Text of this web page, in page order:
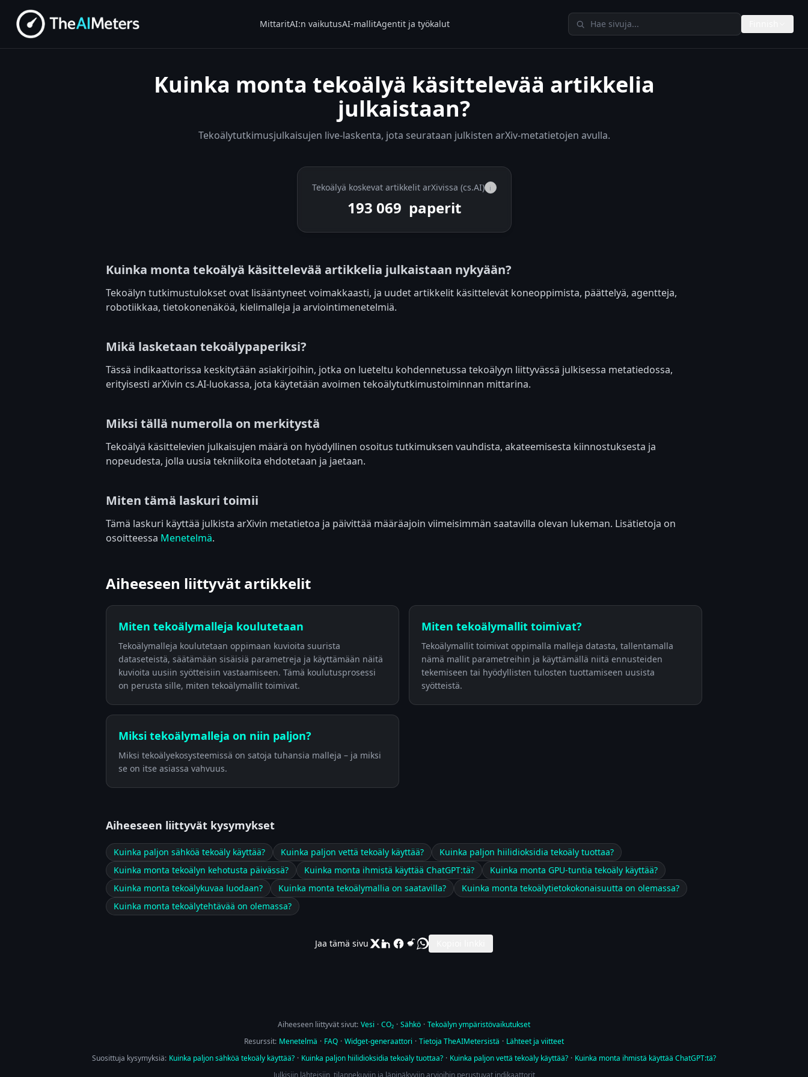
MittaritAI:n vaikutusAI-mallitAgentit ja työkalut Hae TheAIMetersista
Kuinka monta tekoälyä käsittelevää artikkelia
julkaistaan?
Tekoälytutkimusjulkaisujen live-laskenta, jota seurataan julkisten arXiv-metatietojen avulla.
Tekoälyä koskevat artikkelit arXivissa (cs.AI) i
193 069 paperit
Kuinka monta tekoälyä käsittelevää artikkelia julkaistaan nykyään?
Tekoälyn tutkimustulokset ovat lisääntyneet voimakkaasti, ja uudet artikkelit käsittelevät koneoppimista, päättelyä, agentteja,
robotiikkaa, tietokonenäköä, kielimalleja ja arviointimenetelmiä.
Mikä lasketaan tekoälypaperiksi?
Tässä indikaattorissa keskitytään asiakirjoihin, jotka on lueteltu kohdennetussa tekoälyyn liittyvässä julkisessa metatiedossa,
erityisesti arXivin cs.AI-luokassa, jota käytetään avoimen tekoälytutkimustoiminnan mittarina.
Miksi tällä numerolla on merkitystä
Tekoälyä käsittelevien julkaisujen määrä on hyödyllinen osoitus tutkimuksen vauhdista, akateemisesta kiinnostuksesta ja
nopeudesta, jolla uusia tekniikoita ehdotetaan ja jaetaan.
Miten tämä laskuri toimii
Tämä laskuri käyttää julkista arXivin metatietoa ja päivittää määräajoin viimeisimmän saatavilla olevan lukeman. Lisätietoja on
osoitteessa Menetelmä.
Aiheeseen liittyvät artikkelit
Miten tekoälymalleja koulutetaan
Tekoälymalleja koulutetaan oppimaan kuvioita suurista
dataseteistä, säätämään sisäisiä parametreja ja käyttämään näitä
kuvioita uusiin syötteisiin vastaamiseen. Tämä koulutusprosessi
on perusta sille, miten tekoälymallit toimivat.
Miten tekoälymallit toimivat?
Tekoälymallit toimivat oppimalla malleja datasta, tallentamalla
nämä mallit parametreihin ja käyttämällä niitä ennusteiden
tekemiseen tai hyödyllisten tulosten tuottamiseen uusista
syötteistä.
Miksi tekoälymalleja on niin paljon?
Miksi tekoälyekosysteemissä on satoja tuhansia malleja – ja miksi
se on itse asiassa vahvuus.
Aiheeseen liittyvät kysymykset
Kuinka paljon sähköä tekoäly käyttää? Kuinka paljon vettä tekoäly käyttää?
Kuinka paljon hiilidioksidia tekoäly tuottaa?
Kuinka monta tekoälyn kehotusta päivässä?
Kuinka monta ihmistä käyttää ChatGPT:tä?
Kuinka monta GPU-tuntia tekoäly käyttää?
Kuinka monta tekoälykuvaa luodaan?
Kuinka monta tekoälymallia on saatavilla?
Kuinka monta tekoälytietokokonaisuutta on olemassa?
Kuinka monta tekoälytehtävää on olemassa?
Jaa tämä sivu
Aiheeseen liittyvät sivut: Vesi · CO₂ · Sähkö · Tekoälyn ympäristövaikutukset
Resurssit: Menetelmä · FAQ · Widget-generaattori · Tietoja TheAIMetersistä · Lähteet ja viitteet
Suosittuja kysymyksiä: Kuinka paljon sähköä tekoäly käyttää? · Kuinka paljon hiilidioksidia tekoäly tuottaa? · Kuinka paljon vettä tekoäly käyttää? · Kuinka monta ihmistä käyttää ChatGPT:tä?
Julkisiin lähteisiin, tilannekuviin ja läpinäkyviin arvioihin perustuvat indikaattorit